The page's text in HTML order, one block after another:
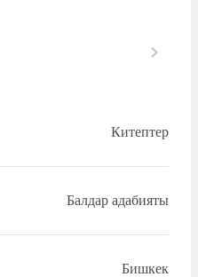
Китептер
Балдар адабияты
Бишкек